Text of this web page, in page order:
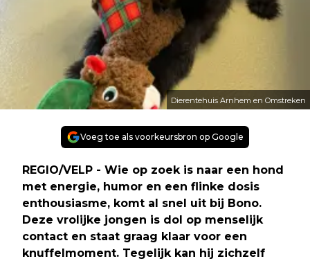
Dierentehuis Arnhem en Omstreken
Voeg toe als voorkeursbron op Google
REGIO/VELP - Wie op zoek is naar een hond
met energie, humor en een flinke dosis
enthousiasme, komt al snel uit bij Bono.
Deze vrolijke jongen is dol op menselijk
contact en staat graag klaar voor een
knuffelmoment. Tegelijk kan hij zichzelf